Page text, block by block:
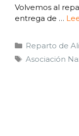
Volvemos al
entrega de …
Reparto de
Asociación